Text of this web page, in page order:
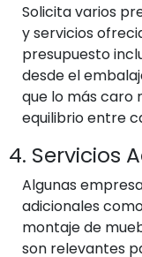
Solicita varios
y servicios
presupuesto
desde el
que lo más caro
equilibrio entre
4. Servicios
Algunas
adicionales
montaje de
son relevantes